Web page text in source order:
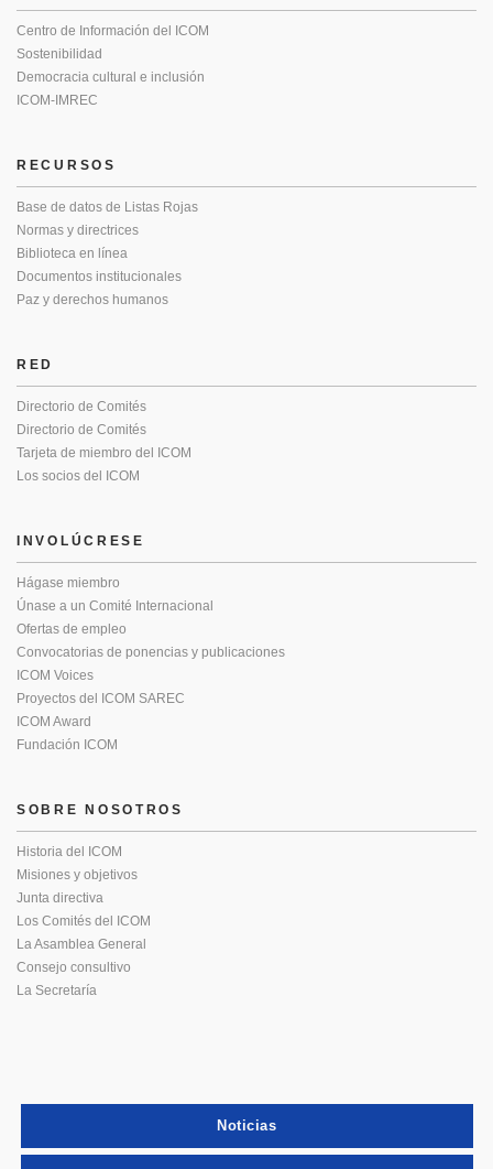
Centro de Información del ICOM
Sostenibilidad
Democracia cultural e inclusión
ICOM-IMREC
RECURSOS
Base de datos de Listas Rojas
Normas y directrices
Biblioteca en línea
Documentos institucionales
Paz y derechos humanos
RED
Directorio de Comités
Directorio de Comités
Tarjeta de miembro del ICOM
Los socios del ICOM
INVOLÚCRESE
Hágase miembro
Únase a un Comité Internacional
Ofertas de empleo
Convocatorias de ponencias y publicaciones
ICOM Voices
Proyectos del ICOM SAREC
ICOM Award
Fundación ICOM
SOBRE NOSOTROS
Historia del ICOM
Misiones y objetivos
Junta directiva
Los Comités del ICOM
La Asamblea General
Consejo consultivo
La Secretaría
Noticias